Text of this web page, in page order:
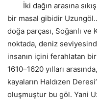
İki dağın arasına
bir masal gibidir
doğa parçası, Soğanlı ve
noktada, deniz
insanın içini ferahlatan
1610–1620 yılları
kayaların Haldızen
oluşmuştur bu göl. Yani